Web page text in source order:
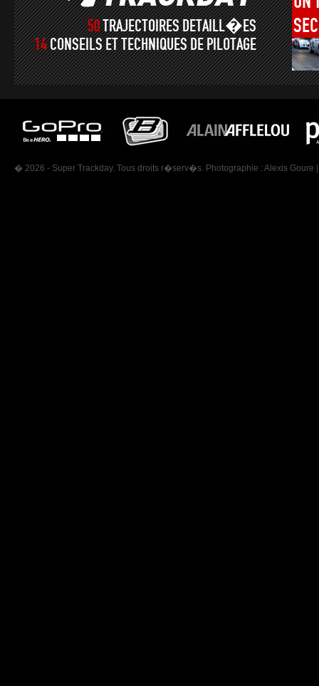
50TRAJECTOIRES DETAILL�ES
14CONSEILS ET TECHNIQUES DE PILOTAGE
� 2026 - Super Trackday. Tous droits r�serv�s. Photographie : Alexis Goure